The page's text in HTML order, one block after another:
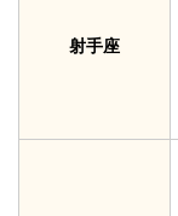
射手座